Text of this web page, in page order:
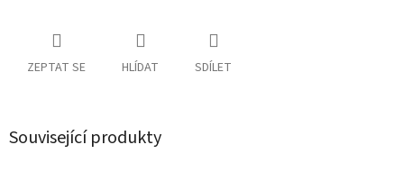
ZEPTAT SE HLÍDAT SDÍLET
Související produkty